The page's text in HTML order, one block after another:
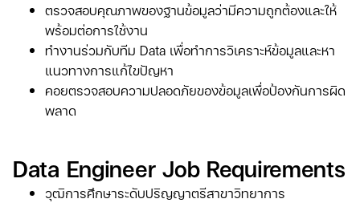
ตรวจสอบคุณภาพของฐานข้อมูลว่ามีความถูกต้องและให้
พร้อมต่อการใช้งาน
ทำงานร่วมกับทีม Data เพื่อทำการวิเคราะห์ข้อมูลและหา
แนวทางการแก้ไขปัญหา
คอยตรวจสอบความปลอดภัยของข้อมูลเพื่อป้องกันการผิด
พลาด
Data Engineer Job Requirements
วุฒิการศึกษาระดับปริญญาตรีสาขาวิทยาการ